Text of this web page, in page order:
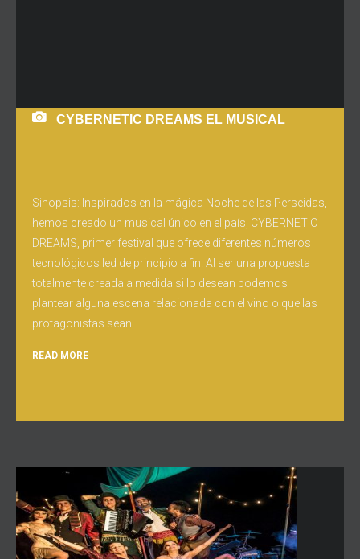
CYBERNETIC DREAMS EL MUSICAL
Sinopsis: Inspirados en la mágica Noche de las Perseidas,
hemos creado un musical único en el país, CYBERNETIC
DREAMS, primer festival que ofrece diferentes números
tecnológicos led de principio a fin. Al ser una propuesta
totalmente creada a medida si lo desean podemos
plantear alguna escena relacionada con el vino o que las
protagonistas sean
READ MORE